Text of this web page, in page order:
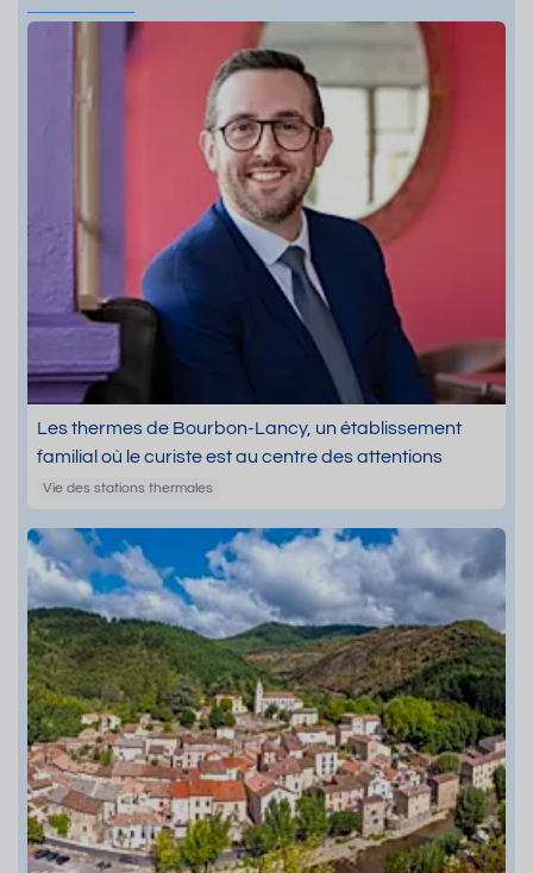
Les thermes de Bourbon-Lancy, un établissement
familial où le curiste est au centre des attentions
Vie des stations thermales